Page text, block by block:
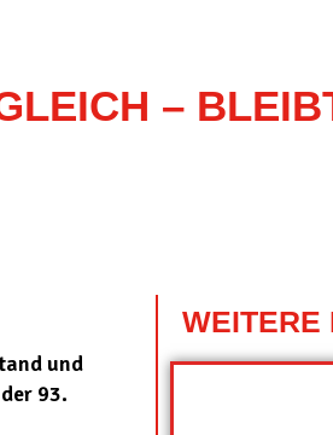
–
und
93.
WEITERE